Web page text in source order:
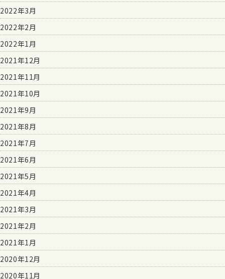
2022年3月
2022年2月
2022年1月
2021年12月
2021年11月
2021年10月
2021年9月
2021年8月
2021年7月
2021年6月
2021年5月
2021年4月
2021年3月
2021年2月
2021年1月
2020年12月
2020年11月